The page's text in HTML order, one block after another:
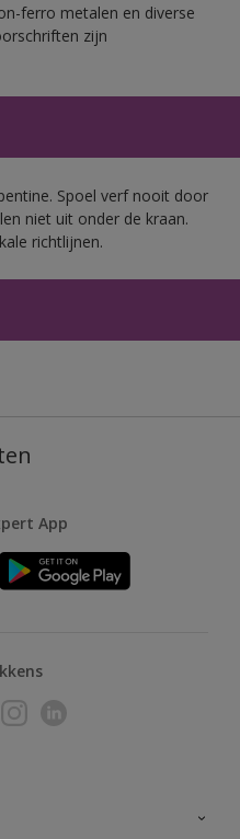
ferro metalen en diverse
zijn
Spoel verf nooit door
niet uit onder de kraan.
richtlijnen.
App